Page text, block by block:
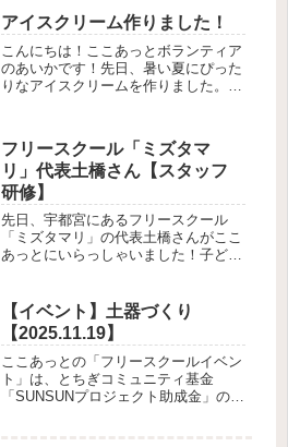
アイスクリーム作りました！
こんにちは！ここあっとボランティア
のあいかです！先日、暑い夏にぴった
りなアイスクリームを作りました。牛
ふってくれました！いちごジャムやブ
ルーベリージャムを入れていろんな味
の...
フリースクール「ミズタマ
リ」代表土橋さん【スタッフ
研修】
先日、宇都宮にあるフリースクール
「ミズタマリ」の代表土橋さんがここ
あっとにいらっしゃいました！子ども
しい人柄もあって子どもたちともすぐ
に仲良くなりました。かんけりサッカ
ー実...
【イベント】土器づくり
【2025.11.19】
ここあっとの「フリースクールイベン
ト」は、とちぎコミュニティ基金
「SUNSUNプロジェクト助成金」の助